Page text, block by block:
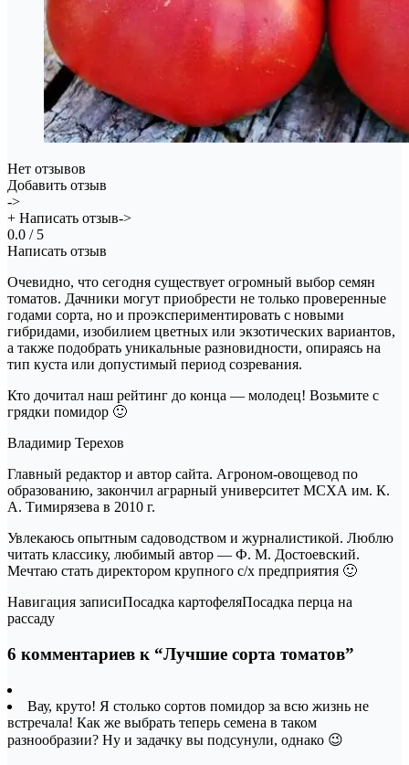
Нет отзывов
Добавить отзыв
->
+ Написать отзыв->
0.0 / 5
Написать отзыв
Очевидно, что сегодня существует огромный выбор семян
томатов. Дачники могут приобрести не только проверенные
годами сорта, но и проэкспериментировать с новыми
гибридами, изобилием цветных или экзотических вариантов,
а также подобрать уникальные разновидности, опираясь на
тип куста или допустимый период созревания.
Кто дочитал наш рейтинг до конца — молодец! Возьмите с
грядки помидор 🙂
Владимир Терехов
Главный редактор и автор сайта. Агроном-овощевод по
образованию, закончил аграрный университет МСХА им. К.
А. Тимирязева в 2010 г.
Увлекаюсь опытным садоводством и журналистикой. Люблю
читать классику, любимый автор — Ф. М. Достоевский.
Мечтаю стать директором крупного с/х предприятия 🙂
Навигация записиПосадка картофеляПосадка перца на
рассаду
6 комментариев к “Лучшие сорта томатов”
Вау, круто! Я столько сортов помидор за всю жизнь не
встречала! Как же выбрать теперь семена в таком
разнообразии? Ну и задачку вы подсунули, однако 😉